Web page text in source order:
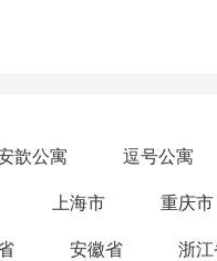
歆公寓 逗号公寓
上海市 重庆市
安徽省 浙江